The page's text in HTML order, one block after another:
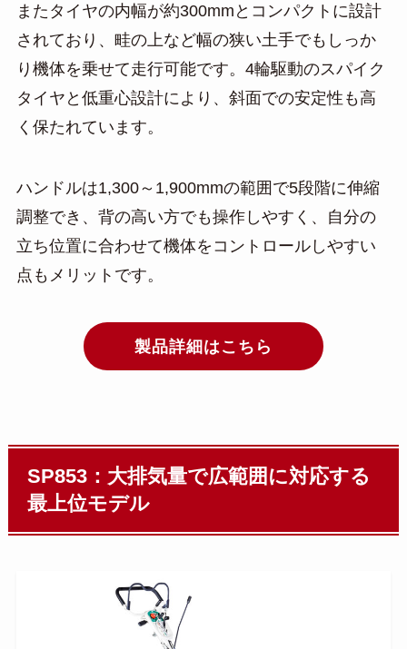
またタイヤの内幅が約300mmとコンパクトに設計
されており、畦の上など幅の狭い土手でもしっか
り機体を乗せて走行可能です。4輪駆動のスパイク
タイヤと低重心設計により、斜面での安定性も高
く保たれています。
ハンドルは1,300～1,900mmの範囲で5段階に伸縮
調整でき、背の高い方でも操作しやすく、自分の
立ち位置に合わせて機体をコントロールしやすい
点もメリットです。
製品詳細はこちら
SP853：大排気量で広範囲に対応する
最上位モデル